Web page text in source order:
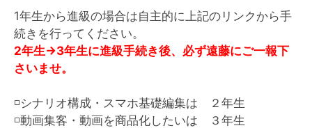
1年生から進級の場合は自主的に上記のリンクから手
続きを行ってください。
2年生→3年生に進級手続き後、必ず遠藤にご一報下
さいませ。
◽️シナリオ構成・スマホ基礎編集は ２年生
◽️動画集客・動画を商品化したいは ３年生